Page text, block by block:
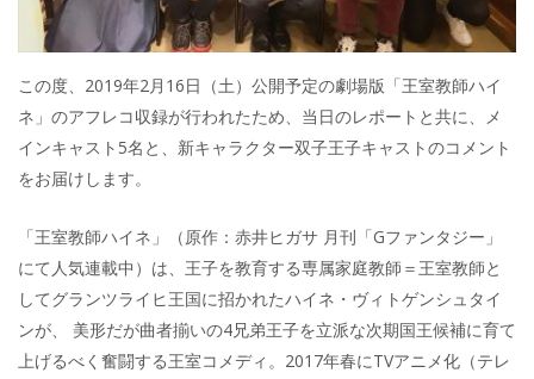
この度、2019年2月16日（土）公開予定の劇場版「王室教師ハイ
ネ」のアフレコ収録が行われたため、当日のレポートと共に、メ
インキャスト5名と、新キャラクター双子王子キャストのコメント
をお届けします。
「王室教師ハイネ」（原作：赤井ヒガサ 月刊「Gファンタジー」
にて人気連載中）は、王子を教育する専属家庭教師＝王室教師と
してグランツライヒ王国に招かれたハイネ・ヴィトゲンシュタイ
ンが、 美形だが曲者揃いの4兄弟王子を立派な次期国王候補に育て
上げるべく奮闘する王室コメディ。2017年春にTVアニメ化（テレ